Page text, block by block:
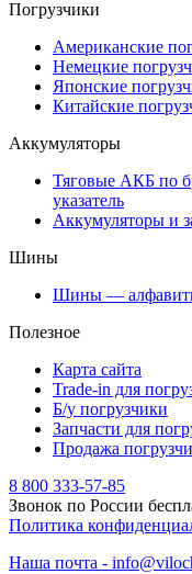
Погрузчики
Американские
Немецкие
Японские
Китайские
Аккумуляторы
Тяговые АКБ по
указатель
Аккумуляторы и
Шины
Шины —
Полезное
Карта сайта
Trade-in для
Б/у погрузчики
Запчасти для
Продажа
8 800 333-57-85
Звонок по России
Политика
Наша почта -